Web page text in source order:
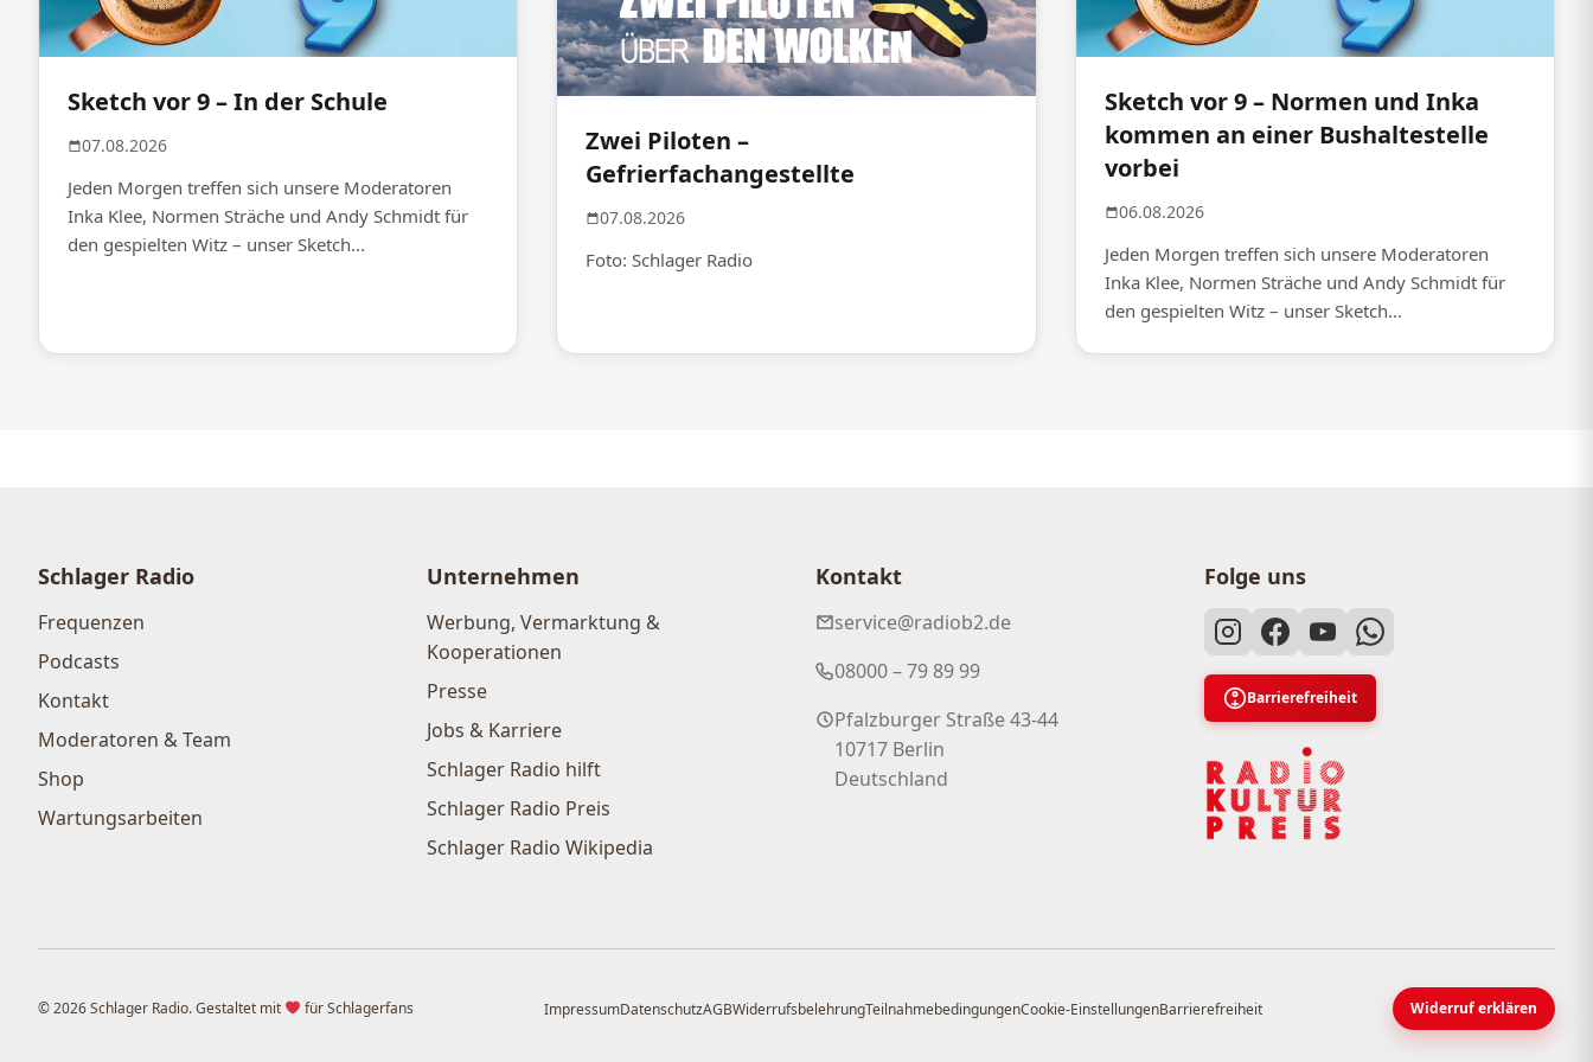
Sketch vor 9 – In der Schule
07.08.2026
Jeden Morgen treffen sich unsere Moderatoren
Inka Klee, Normen Sträche und Andy Schmidt für
den gespielten Witz – unser Sketch...
Zwei Piloten –
Gefrierfachangestellte
07.08.2026
Foto: Schlager Radio
Sketch vor 9 – Normen und Inka
kommen an einer Bushaltestelle
vorbei
06.08.2026
Jeden Morgen treffen sich unsere Moderatoren
Inka Klee, Normen Sträche und Andy Schmidt für
den gespielten Witz – unser Sketch...
Schlager Radio
Frequenzen
Podcasts
Kontakt
Moderatoren & Team
Shop
Wartungsarbeiten
Unternehmen
Werbung, Vermarktung &
Kooperationen
Presse
Jobs & Karriere
Schlager Radio hilft
Schlager Radio Preis
Schlager Radio Wikipedia
Kontakt
service@radiob2.de
08000 – 79 89 99
Pfalzburger Straße 43-44
10717 Berlin
Deutschland
Folge uns
Barrierefreiheit
© 2026 Schlager Radio. Gestaltet mit für Schlagerfans ImpressumDatenschutzAGBWiderrufsbelehrungTeilnahmebedingungenCookie-EinstellungenBarrierefreiheit Widerruf erklären